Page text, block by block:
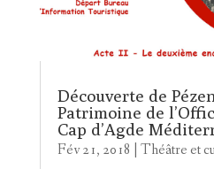
Découverte de
Patrimoine de
Cap d’Agde
Fév 21, 2018
Théâtre et